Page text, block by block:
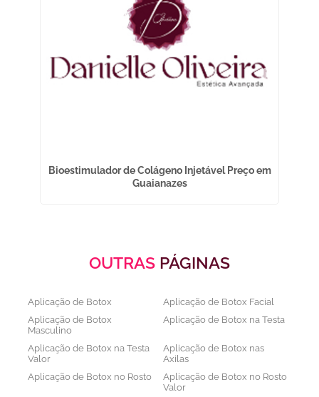
Bioestimulador de Colágeno Injetável Preço em
Guaianazes
OUTRAS PÁGINAS
Aplicação de Botox
Aplicação de Botox Facial
Aplicação de Botox
Masculino
Aplicação de Botox na Testa
Aplicação de Botox na Testa
Valor
Aplicação de Botox nas
Axilas
Aplicação de Botox no Rosto
Aplicação de Botox no Rosto
Valor